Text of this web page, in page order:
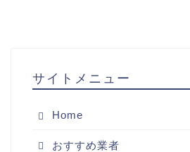
サイトメニュー
Home
おすすめ業者